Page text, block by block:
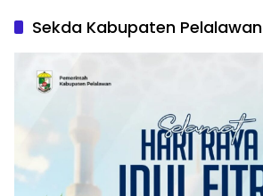
Sekda Kabupaten Pelalawan